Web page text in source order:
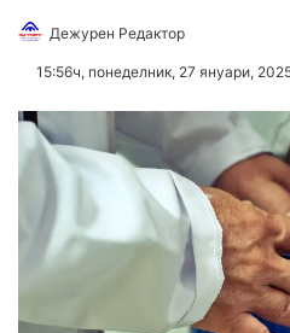
Дежурен Редактор
15:56ч, понеделник, 27 януари,